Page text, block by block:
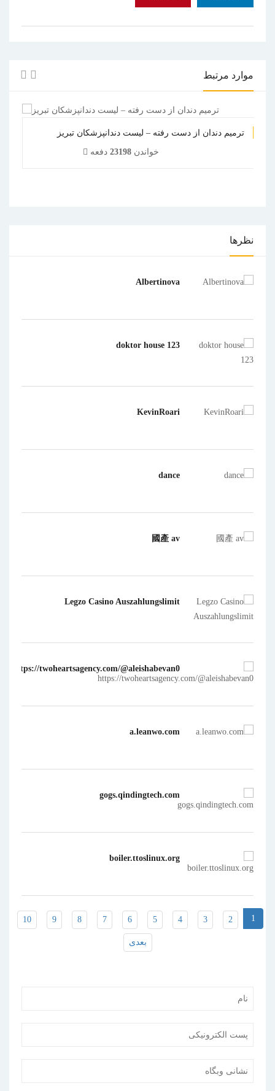
موارد مرتبط
ترمیم دندان از دست رفته – لیست دندانپزشکان تبریز
خواندن 23198 دفعه
نظرها
Albertinova
doktor house 123
KevinRoari
dance
國產 av
Legzo Casino Auszahlungslimit
https://twoheartsagency.com/@aleishabevan0
a.leanwo.com
gogs.qindingtech.com
boiler.ttoslinux.org
1
2
3
4
5
6
7
8
9
10
بعدی